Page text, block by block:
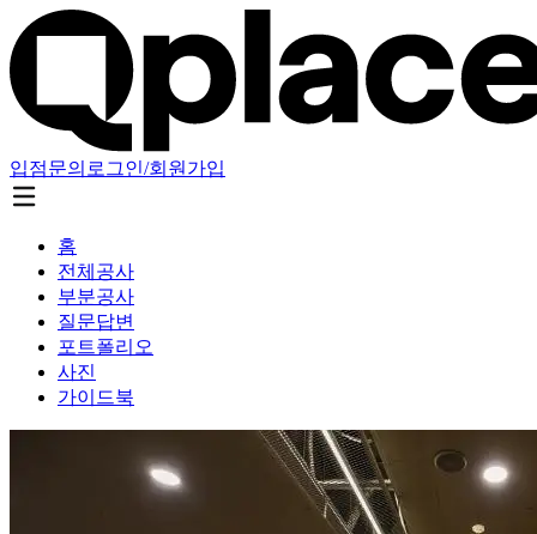
입점문의 로그인/회원가입
홈
전체공사
부분공사
질문답변
포트폴리오
사진
가이드북